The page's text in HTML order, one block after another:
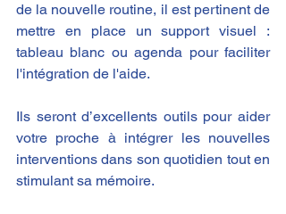
de la nouvelle routine, il est pertinent de
mettre en place un support visuel :
tableau blanc ou agenda pour faciliter
l'intégration de l'aide.
Ils seront d’excellents outils pour aider
votre proche à intégrer les nouvelles
interventions dans son quotidien tout en
stimulant sa mémoire.